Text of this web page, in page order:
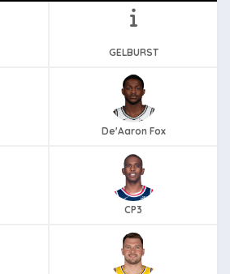
GELBURST
De'Aaron Fox
CP3